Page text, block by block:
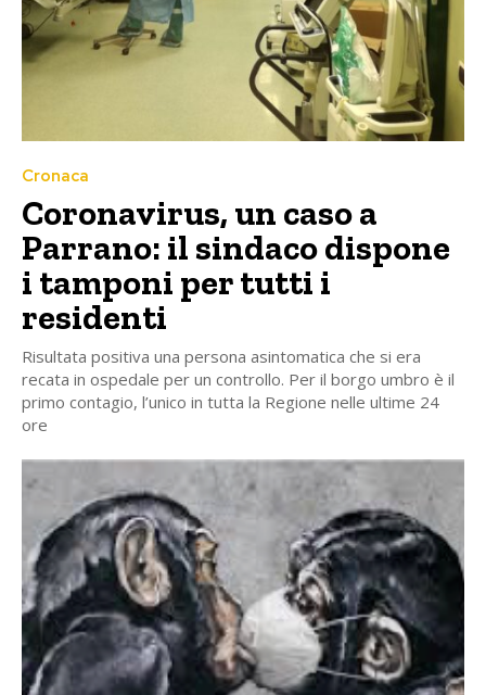
Cronaca
Coronavirus, un caso a
Parrano: il sindaco dispone
i tamponi per tutti i
residenti
Risultata positiva una persona asintomatica che si era
recata in ospedale per un controllo. Per il borgo umbro è il
primo contagio, l’unico in tutta la Regione nelle ultime 24
ore